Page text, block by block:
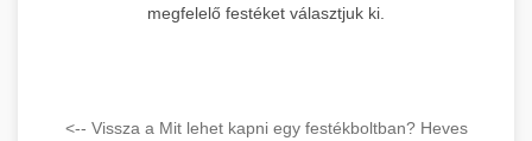
megfelelő festéket választjuk ki.
<-- Vissza a Mit lehet kapni egy festékboltban? Heves